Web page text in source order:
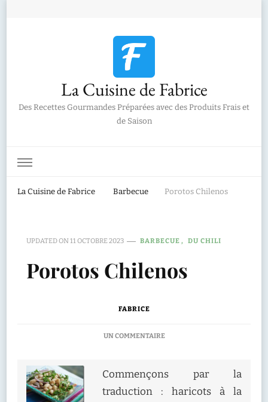
La Cuisine de Fabrice
Des Recettes Gourmandes Préparées avec des Produits Frais et
de Saison
La Cuisine de Fabrice Barbecue Porotos Chilenos
UPDATED ON11 OCTOBRE 2023 BARBECUE DU CHILI
Porotos Chilenos
FABRICE
UN COMMENTAIRESUR
Commençons par la
traduction : haricots à la